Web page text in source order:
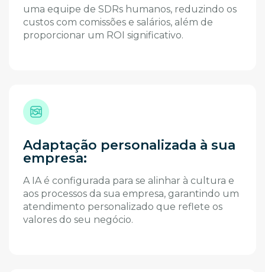
uma equipe de SDRs humanos, reduzindo os
custos com comissões e salários, além de
proporcionar um ROI significativo.
Adaptação personalizada à sua
empresa:
A IA é configurada para se alinhar à cultura e
aos processos da sua empresa, garantindo um
atendimento personalizado que reflete os
valores do seu negócio.